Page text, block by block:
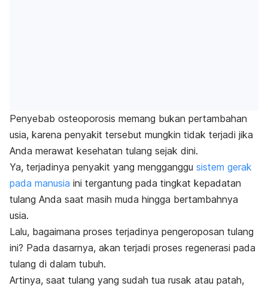
Penyebab osteoporosis memang bukan pertambahan
usia, karena penyakit tersebut mungkin tidak terjadi jika
Anda merawat kesehatan tulang sejak dini.
Ya, terjadinya penyakit yang mengganggu sistem gerak
pada manusia ini tergantung pada tingkat kepadatan
tulang Anda saat masih muda hingga bertambahnya
usia.
Lalu, bagaimana proses terjadinya pengeroposan tulang
ini? Pada dasarnya, akan terjadi proses regenerasi pada
tulang di dalam tubuh.
Artinya, saat tulang yang sudah tua rusak atau patah,